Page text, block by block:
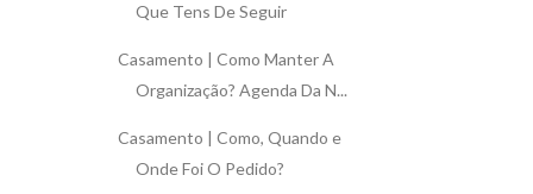
Que Tens De Seguir
Casamento | Como Manter A
Organização? Agenda Da N...
Casamento | Como, Quando e
Onde Foi O Pedido?